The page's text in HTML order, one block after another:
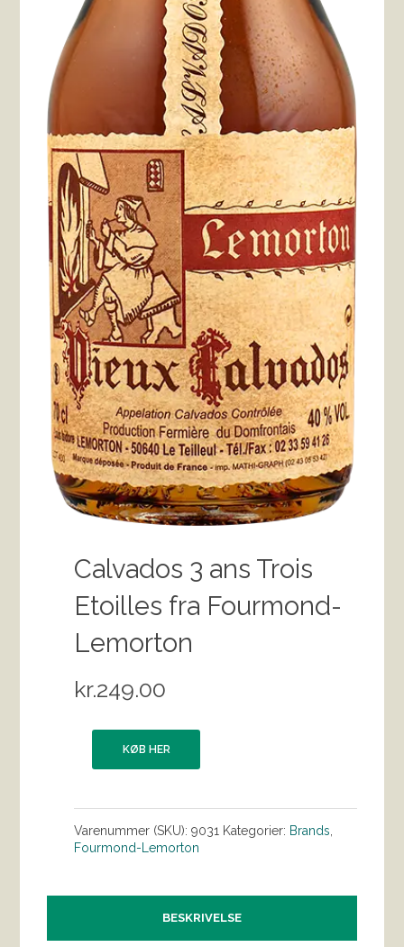
Calvados 3 ans Trois
Etoilles fra Fourmond-
Lemorton
kr.249.00
KØB HER
Varenummer (SKU):9031 Kategorier: Brands
Fourmond-Lemorton
BESKRIVELSE